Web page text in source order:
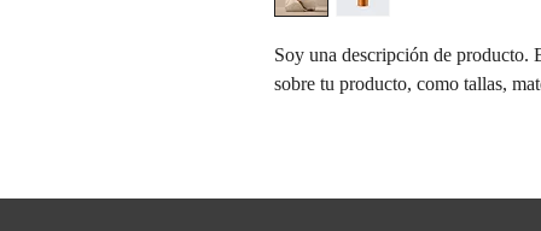
Soy una descripción de producto.
sobre tu producto, como tallas,